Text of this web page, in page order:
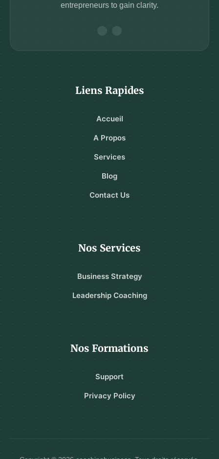
entrepreneurs to gain clarity.
Liens Rapides
Accueil
A Propos
Services
Blog
Contact Us
Nos Services
Business Strategy
Leadership Coaching
Nos Formations
Support
Privacy Policy